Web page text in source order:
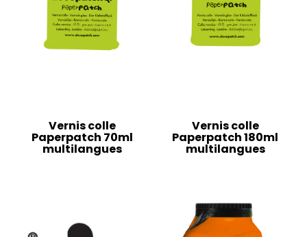
Vernis colle
Paperpatch 70ml
multilangues
Vernis colle
Paperpatch 180ml
multilangues